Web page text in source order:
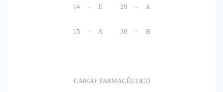
14 – E 29 – A
15 – A 30 – B
CARGO: FARMACÊUTICO